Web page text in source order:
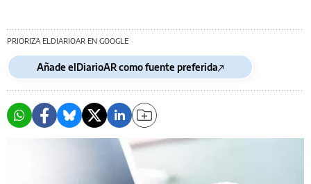
PRIORIZA ELDIARIOAR EN GOOGLE
Añade elDiarioAR como fuente preferida